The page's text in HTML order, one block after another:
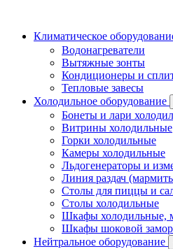
Климатическое
Водонагреватели
Вытяжные зонты
Кондиционеры и
Тепловые завесы
Холодильное оборудование
Бонеты и лари
Витрины холодильные
Горки холодильные
Камеры холодильные
Льдогенераторы и
Линия раздач
Столы для пиццы и
Столы холодильные
Шкафы холодильные,
Шкафы шоковой
Нейтральное оборудование